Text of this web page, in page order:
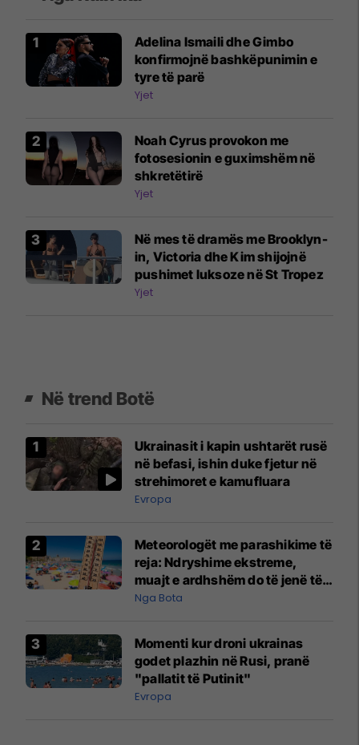
Adelina Ismaili dhe Gimbo
konfirmojnë bashkëpunimin e
tyre të parë
Yjet
Noah Cyrus provokon me
fotosesionin e guximshëm në
shkretëtirë
Yjet
Në mes të dramës me Brooklyn-
in, Victoria dhe Kim shijojnë
pushimet luksoze në St Tropez
Yjet
Në trend Botë
Ukrainasit i kapin ushtarët rusë
në befasi, ishin duke fjetur në
strehimoret e kamufluara
Evropa
Meteorologët me parashikime të
reja: Ndryshime ekstreme,
muajt e ardhshëm do të jenë të
pazakontë
Nga Bota
Momenti kur droni ukrainas
godet plazhin në Rusi, pranë
"pallatit të Putinit"
Evropa